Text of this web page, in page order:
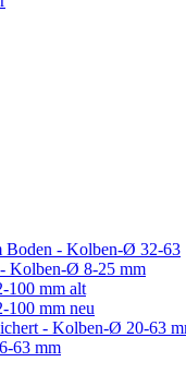
Boden - Kolben-Ø 32-63
Kolben-Ø 8-25 mm
100 mm alt
mm neu
- Kolben-Ø 20-63
63 mm